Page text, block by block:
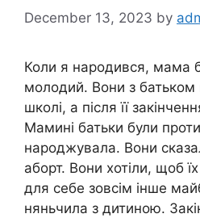
December 13, 2023 by
Коли я народився, мама
молодий. Вони з батьком
школі, а після її
Мамині батьки були
народжувала. Вони
аборт. Вони хотіли, щоб
для себе зовсім інше
няньчила з дитиною.